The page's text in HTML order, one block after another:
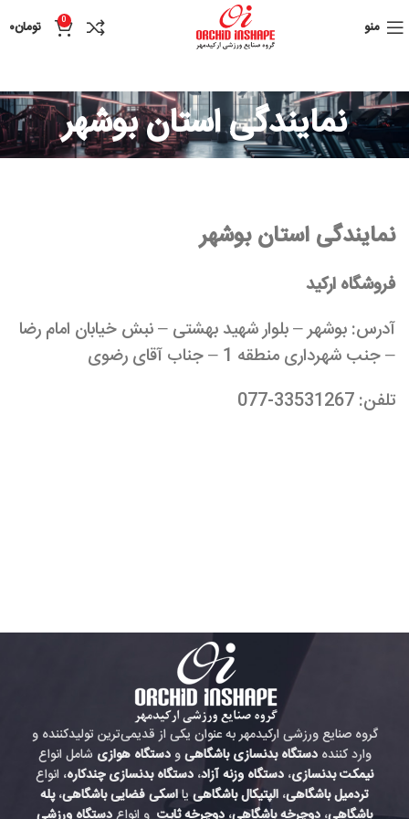
منو 0 تومان۰
نمایندگی استان بوشهر
نمایندگی استان بوشهر
فروشگاه ارکید
آدرس: بوشهر – بلوار شهید بهشتی – نبش خیابان امام رضا
– جنب شهرداری منطقه 1 – جناب آقای رضوی
تلفن: 33531267-077
گروه صنایع ورزشی ارکیدمهر به عنوان یکی از قدیمی‌ترین تولیدکننده و
وارد کنندهدستگاه بدنسازی باشگاهیودستگاه هوازی شامل انواع
نیمکت بدنسازی، دستگاه وزنه آزاد، دستگاه بدنسازی چندکاره، انواع
تردمیل باشگاهی، الپتیکال باشگاهی یااسکی فضایی باشگاهی،پله